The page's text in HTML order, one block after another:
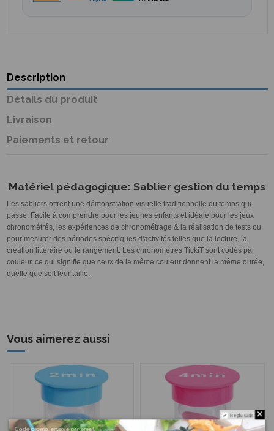
Description
Détails du produit
Livraison
Paiements et retour
Matériel pédagogique: Sablier gestion du temps
Les sabliers offrent une démonstration visuelle traditionnelle du temps qui
passe. Facile à comprendre pour les jeunes enfants et idéale pour les jeux
chronométrés, les expériences de chronométrage & la réalisation de tests ou
pour mesurer des périodes spécifiques d'activités telles que la lecture, la
création littéraire ou le rangement. Les chronomètres TickiT sont codés par
couleur, ce qui signifie que ceux de la même couleur donnent la même durée,
quelle que soit leur taille.
Vous aimerez aussi
Ne plus voir
Code promo envoyé par email